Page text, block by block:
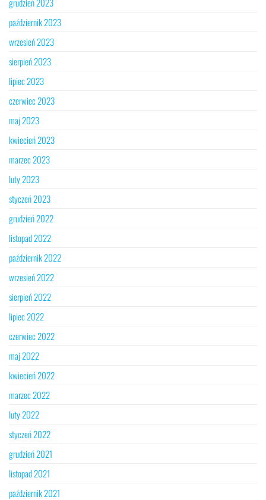
październik 2023
wrzesień 2023
sierpień 2023
lipiec 2023
czerwiec 2023
maj 2023
kwiecień 2023
marzec 2023
luty 2023
styczeń 2023
grudzień 2022
listopad 2022
październik 2022
wrzesień 2022
sierpień 2022
lipiec 2022
czerwiec 2022
maj 2022
kwiecień 2022
marzec 2022
luty 2022
styczeń 2022
grudzień 2021
listopad 2021
październik 2021